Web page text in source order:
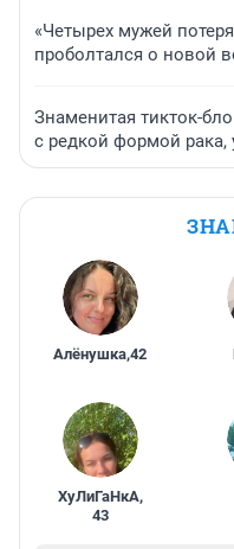
«Четырех мужей
проболтался о новой
Знаменитая тикток-
с редкой формой рака,
Алёнушка,42
ХуЛиГаНкА,
43